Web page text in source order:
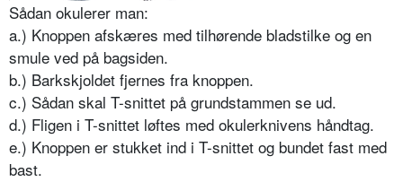
Sådan okulerer man:
a.) Knoppen afskæres med tilhørende bladstilke og en
smule ved på bagsiden.
b.) Barkskjoldet fjernes fra knoppen.
c.) Sådan skal T-snittet på grundstammen se ud.
d.) Fligen i T-snittet løftes med okulerknivens håndtag.
e.) Knoppen er stukket ind i T-snittet og bundet fast med
bast.